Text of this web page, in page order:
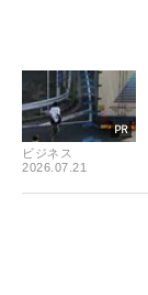
ビジネス
2026.07.21